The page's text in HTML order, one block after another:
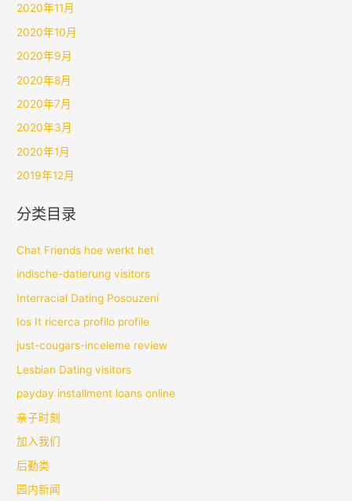
2020年11月
2020年10月
2020年9月
2020年8月
2020年7月
2020年3月
2020年1月
2019年12月
分类目录
Chat Friends hoe werkt het
indische-datierung visitors
Interracial Dating Posouzeni
Ios It ricerca profilo profile
just-cougars-inceleme review
Lesbian Dating visitors
payday installment loans online
亲子时刻
加入我们
后勤类
园内新闻